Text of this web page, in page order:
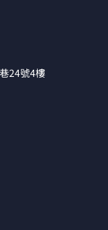
24號4樓